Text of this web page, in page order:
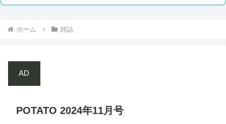
ホーム 雑誌
AD
POTATO 2024年11月号